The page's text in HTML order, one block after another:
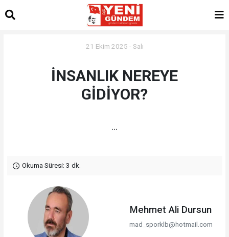
21 Ekim 2025 - Salı
İNSANLIK NEREYE
GİDİYOR?
...
Okuma Süresi: 3 dk.
Mehmet Ali Dursun
mad_sporklb@hotmail.com